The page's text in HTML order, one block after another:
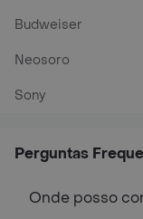
Budweiser
Neosoro
Sony
Perguntas
Onde posso